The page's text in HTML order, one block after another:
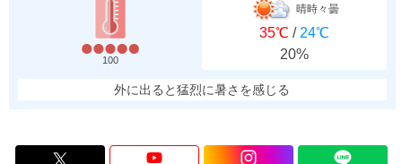
100
晴時々曇
35℃ / 24℃
20%
外に出ると猛烈に暑さを感じる